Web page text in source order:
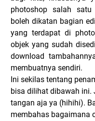
photoshop salah
boleh dikatan bagian
yang terdapat di
objek yang sudah
download
membuatnya sendiri.
Ini sekilas tentang
bisa dilihat dibawah
tangan aja ya (hihihi).
membahas bagaimana